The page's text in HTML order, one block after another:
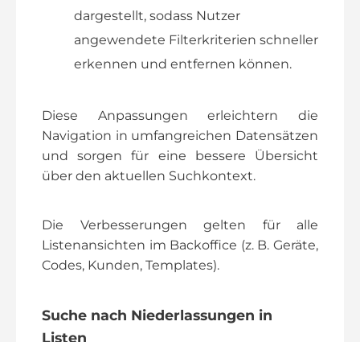
dargestellt, sodass Nutzer
angewendete Filterkriterien schneller
erkennen und entfernen können.
Diese Anpassungen erleichtern die
Navigation in umfangreichen Datensätzen
und sorgen für eine bessere Übersicht
über den aktuellen Suchkontext.
Die Verbesserungen gelten für alle
Listenansichten im Backoffice (z. B. Geräte,
Codes, Kunden, Templates).
Suche nach Niederlassungen in
Listen